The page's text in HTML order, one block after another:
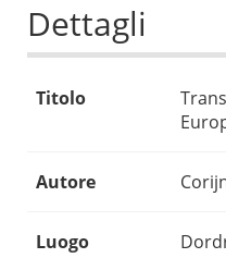
Dettagli
Titolo
Autore
Luogo